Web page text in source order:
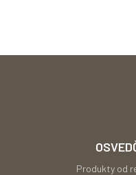
Produkty od